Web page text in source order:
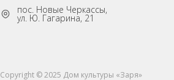
пос. Новые Черкассы,
ул. Ю. Гагарина, 21
Copyright © 2025 Дом культуры «Заря»